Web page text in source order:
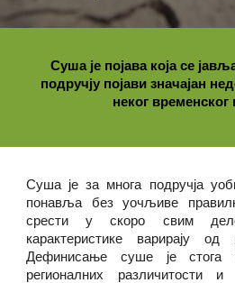
Суша је појава која се
подручју појави значајан
неког временског
Суша је за многа подручја
понавља без уочљиве
срести у скоро свим
карактеристике варирају
Дефинисање суше је
регионалних